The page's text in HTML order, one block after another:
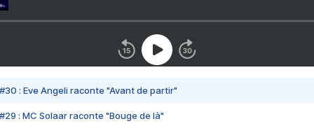
#30 : Eve Angeli raconte "Avant de partir"
#29 : MC Solaar raconte "Bouge de là"